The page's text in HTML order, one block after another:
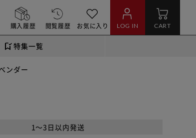
購入履歴 閲覧履歴 お気に入り LOG IN CART
特集一覧
ンダー
1～3日以内発送